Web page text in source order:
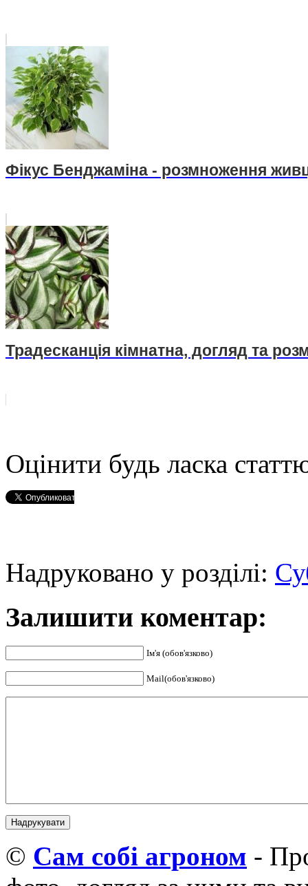
Фікус Бенджаміна - розмноження
Традесканція кімнатна, догляд та
Оцінити будь ласка
Надруковано у розділі:
Залишити коментар:
Ім'я (обов'язково)
Mail(обов'язково)
© Cам собі агроном -